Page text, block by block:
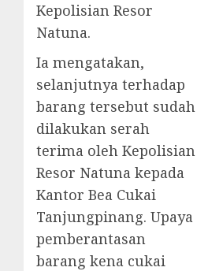
Kepolisian Resor
Natuna.
Ia mengatakan,
selanjutnya terhadap
barang tersebut sudah
dilakukan serah
terima oleh Kepolisian
Resor Natuna kepada
Kantor Bea Cukai
Tanjungpinang. Upaya
pemberantasan
barang kena cukai